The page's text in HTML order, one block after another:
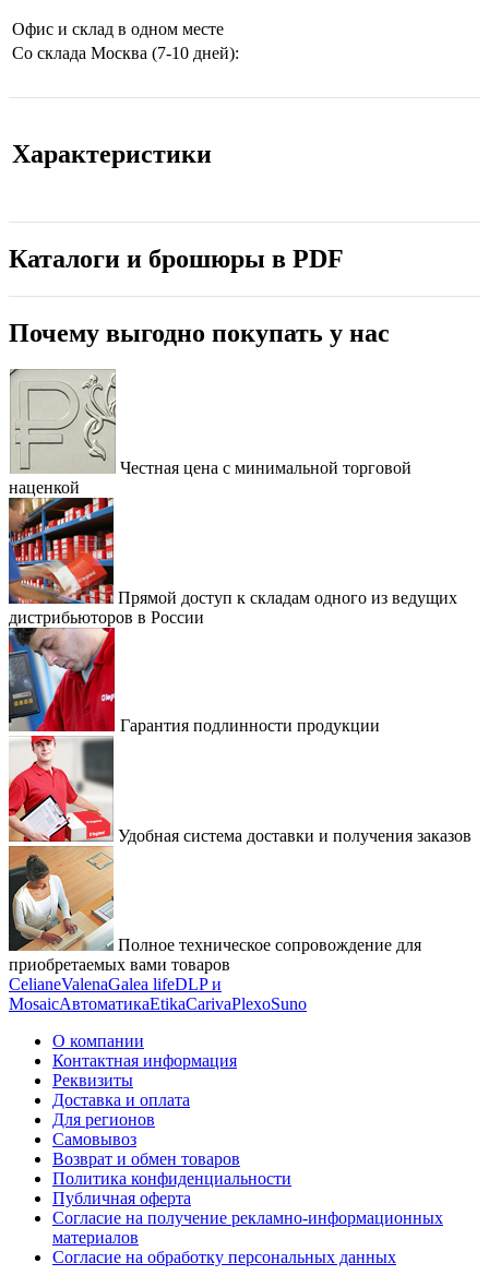
Офис и склад в одном месте
Со склада Москва (7-10 дней):
Характеристики
Каталоги и брошюры в PDF
Почему выгодно покупать у нас
Честная цена с минимальной торговой
наценкой
Прямой доступ к складам одного из ведущих
дистрибьюторов в России
Гарантия подлинности продукции
Удобная система доставки и получения заказов
Полное техническое сопровождение для
приобретаемых вами товаров
CelianeValenaGalea lifeDLP и
MosaicАвтоматикаEtikaCarivaPlexoSuno
О компании
Контактная информация
Реквизиты
Доставка и оплата
Для регионов
Самовывоз
Возврат и обмен товаров
Политика конфиденциальности
Публичная оферта
Согласие на получение рекламно-информационных
материалов
Согласие на обработку персональных данных